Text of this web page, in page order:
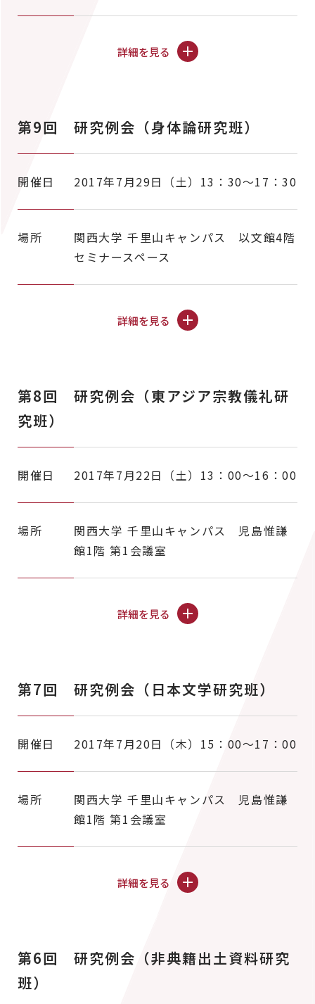
詳細を見る
第9回 研究例会（身体論研究班）
開催日 2017年7月29日（土）13：30～17：30
場所
関西大学 千里山キャンパス 以文館4階
セミナースペース
詳細を見る
第8回 研究例会（東アジア宗教儀礼研
究班）
開催日 2017年7月22日（土）13：00～16：00
場所
関西大学 千里山キャンパス 児島惟謙
館1階 第1会議室
詳細を見る
第7回 研究例会（日本文学研究班）
開催日 2017年7月20日（木）15：00～17：00
場所
関西大学 千里山キャンパス 児島惟謙
館1階 第1会議室
詳細を見る
第6回 研究例会（非典籍出土資料研究
班）